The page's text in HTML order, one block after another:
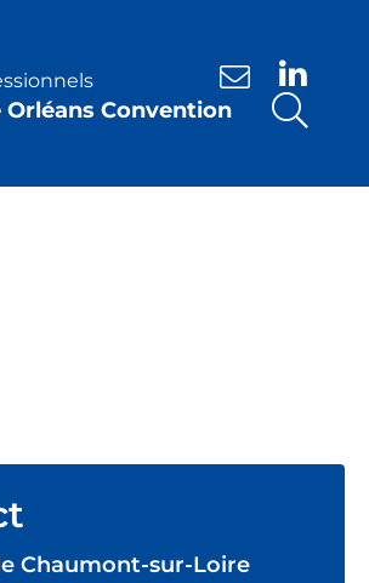
Nous contacter
Convention
Chaumont-sur-Loire